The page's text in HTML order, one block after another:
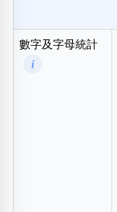
數字及字母統計
i